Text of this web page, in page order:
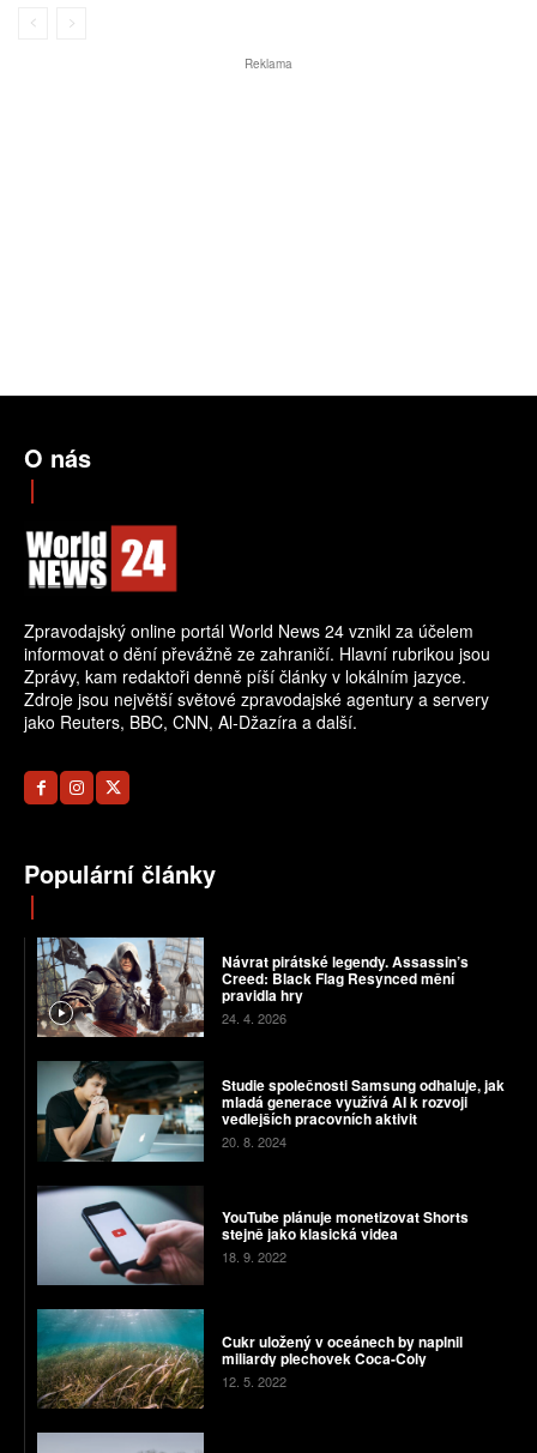
Reklama
O nás
Zpravodajský online portál World News 24 vznikl za účelem
informovat o dění převážně ze zahraničí. Hlavní rubrikou jsou
Zprávy, kam redaktoři denně píší články v lokálním jazyce.
Zdroje jsou největší světové zpravodajské agentury a servery
jako Reuters, BBC, CNN, Al-Džazíra a další.
Populární články
Návrat pirátské legendy. Assassin’s
Creed: Black Flag Resynced mění
pravidla hry
24. 4. 2026
Studie společnosti Samsung odhaluje, jak
mladá generace využívá AI k rozvoji
vedlejších pracovních aktivit
20. 8. 2024
YouTube plánuje monetizovat Shorts
stejně jako klasická videa
18. 9. 2022
Cukr uložený v oceánech by naplnil
miliardy plechovek Coca-Coly
12. 5. 2022